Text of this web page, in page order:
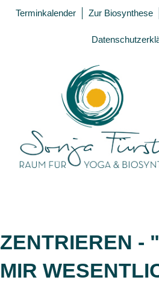
Zum
Terminkalender Zur Biosynthese
ZENTRIEREN -
MIR